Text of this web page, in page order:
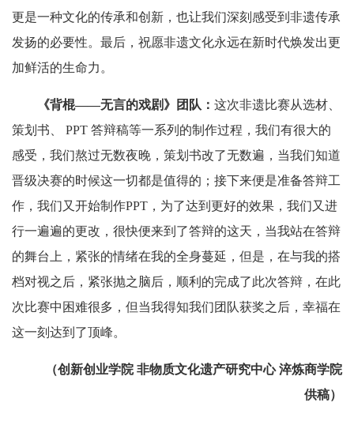
更是一种文化的传承和创新，也让我们深刻感受到非遗传承
发扬的必要性。最后，祝愿非遗文化永远在新时代焕发出更
加鲜活的生命力。
《背棍——无言的戏剧》团队： 这次非遗比赛从选材、
策划书、
PPT 答辩稿等一系列的制作过程，我们有很大的
感受，我们熬过无数夜晚，策划书改了无数遍，当我们知道
晋级决赛的时候这一切都是值得的；接下来便是准备答辩工
作，我们又开始制作PPT，为了达到更好的效果，我们又进
行一遍遍的更改，很快便来到了答辩的这天，当我站在答辩
的舞台上，紧张的情绪在我的全身蔓延，但是，在与我的搭
档对视之后，紧张抛之脑后，顺利的完成了此次答辩，在此
次比赛中困难很多，但当我得知我们团队获奖之后，幸福在
这一刻达到了顶峰。
（创新创业学院 非物质文化遗产研究中心 淬炼商学院
供稿）